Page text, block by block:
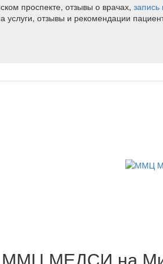
проспекте, отзывы о врачах,
услуги, отзывы и рекомендации
МЕДСИ на